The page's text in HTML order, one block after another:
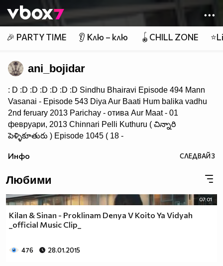
👾
🎉 PARTY TIME 👂 Клю – клю 🪀CHILL ZONE
ani_bojidar
: D :D :D :D :D :D :D Sindhu Bhairavi Episode 494 Mann
Vasanai - Episode 543 Diya Aur Baati Hum balika vadhu
2nd feruary 2013 Parichay - отива Aur Maat - 01
февруари, 2013 Chinnari Pelli Kuthuru ( చిన్నారి
పెళ్ళికూతురు ) Episode 1045 ( 18 -
114
Инфо СЛЕДВАЙ3
Любими
07:01
Kilan & Sinan - Proklinam Denya V Koito Ya Vidyah
_official Music Clip_
476 28.01.2015